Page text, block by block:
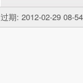
过期: 2012-02-29 08-